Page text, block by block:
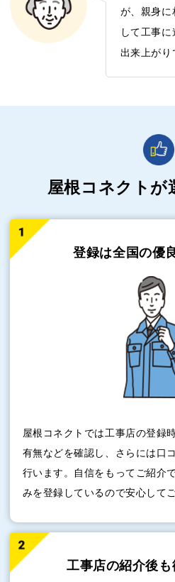
が、親身に
して工事
出来上がり
屋根コネクトが
登録は全国の優
屋根コネクトでは工事店の登録
有無などを確認し、さらには口
行います。自信をもってご紹介
みを登録しているので安心して
工事店の紹介後も